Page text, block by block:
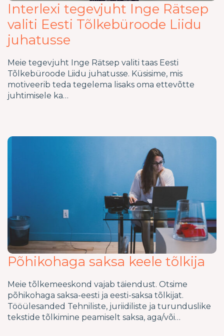
Interlexi tegevjuht Inge Rätsep
valiti Eesti Tõlkebüroode Liidu
juhatusse
Meie tegevjuht Inge Rätsep valiti taas Eesti
Tõlkebüroode Liidu juhatusse. Küsisime, mis
motiveerib teda tegelema lisaks oma ettevõtte
juhtimisele ka…
Põhikohaga saksa keele tõlkija
Meie tõlkemeeskond vajab täiendust. Otsime
põhikohaga saksa-eesti ja eesti-saksa tõlkijat.
Tööülesanded Tehniliste, juriidiliste ja turunduslike
tekstide tõlkimine peamiselt saksa, aga/või…